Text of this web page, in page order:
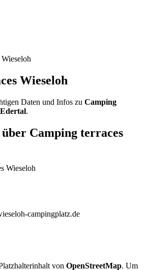
Wieseloh
Daten und Infos zu Camping
Edertal.
Camping terraces
Wieseloh
campingplatz.de
von OpenStreetMap. Um